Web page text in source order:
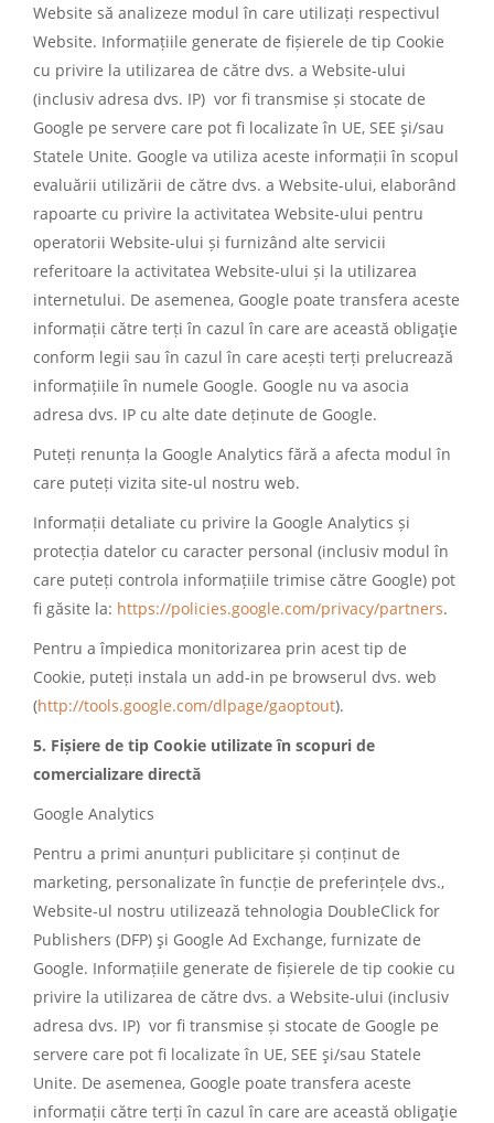
Website să analizeze modul în care utilizați respectivul
Website. Informațiile generate de fișierele de tip Cookie
cu privire la utilizarea de către dvs. a Website-ului
(inclusiv adresa dvs. IP) vor fi transmise și stocate de
Google pe servere care pot fi localizate în UE, SEE şi/sau
Statele Unite. Google va utiliza aceste informații în scopul
evaluării utilizării de către dvs. a Website-ului, elaborând
rapoarte cu privire la activitatea Website-ului pentru
operatorii Website-ului și furnizând alte servicii
referitoare la activitatea Website-ului și la utilizarea
internetului. De asemenea, Google poate transfera aceste
informații către terți în cazul în care are această obligaţie
conform legii sau în cazul în care acești terți prelucrează
informațiile în numele Google. Google nu va asocia
adresa dvs. IP cu alte date deținute de Google.
Puteți renunța la Google Analytics fără a afecta modul în
care puteți vizita site-ul nostru web.
Informații detaliate cu privire la Google Analytics și
protecția datelor cu caracter personal (inclusiv modul în
care puteți controla informațiile trimise către Google) pot
fi găsite la: https://policies.google.com/privacy/partners.
Pentru a împiedica monitorizarea prin acest tip de
Cookie, puteți instala un add-in pe browserul dvs. web
(http://tools.google.com/dlpage/gaoptout).
5. Fișiere de tip Cookie utilizate în scopuri de
comercializare directă
Google Analytics
Pentru a primi anunțuri publicitare și conținut de
marketing, personalizate în funcție de preferințele dvs.,
Website-ul nostru utilizează tehnologia DoubleClick for
Publishers (DFP) şi Google Ad Exchange, furnizate de
Google. Informațiile generate de fișierele de tip cookie cu
privire la utilizarea de către dvs. a Website-ului (inclusiv
adresa dvs. IP) vor fi transmise și stocate de Google pe
servere care pot fi localizate în UE, SEE şi/sau Statele
Unite. De asemenea, Google poate transfera aceste
informații către terți în cazul în care are această obligaţie